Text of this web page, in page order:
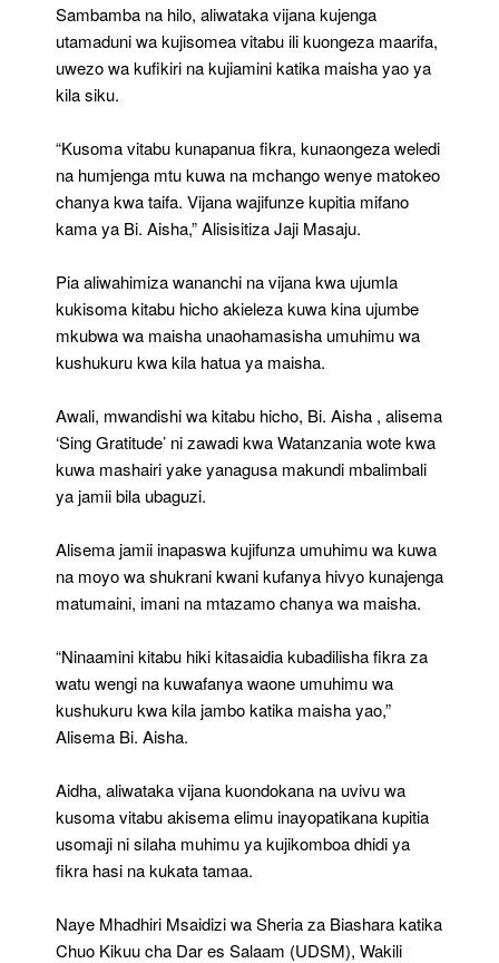
Sambamba na hilo, aliwataka vijana kujenga
utamaduni wa kujisomea vitabu ili kuongeza maarifa,
uwezo wa kufikiri na kujiamini katika maisha yao ya
kila siku.
“Kusoma vitabu kunapanua fikra, kunaongeza weledi
na humjenga mtu kuwa na mchango wenye matokeo
chanya kwa taifa. Vijana wajifunze kupitia mifano
kama ya Bi. Aisha,” Alisisitiza Jaji Masaju.
Pia aliwahimiza wananchi na vijana kwa ujumla
kukisoma kitabu hicho akieleza kuwa kina ujumbe
mkubwa wa maisha unaohamasisha umuhimu wa
kushukuru kwa kila hatua ya maisha.
Awali, mwandishi wa kitabu hicho, Bi. Aisha , alisema
‘Sing Gratitude’ ni zawadi kwa Watanzania wote kwa
kuwa mashairi yake yanagusa makundi mbalimbali
ya jamii bila ubaguzi.
Alisema jamii inapaswa kujifunza umuhimu wa kuwa
na moyo wa shukrani kwani kufanya hivyo kunajenga
matumaini, imani na mtazamo chanya wa maisha.
“Ninaamini kitabu hiki kitasaidia kubadilisha fikra za
watu wengi na kuwafanya waone umuhimu wa
kushukuru kwa kila jambo katika maisha yao,”
Alisema Bi. Aisha.
Aidha, aliwataka vijana kuondokana na uvivu wa
kusoma vitabu akisema elimu inayopatikana kupitia
usomaji ni silaha muhimu ya kujikomboa dhidi ya
fikra hasi na kukata tamaa.
Naye Mhadhiri Msaidizi wa Sheria za Biashara katika
Chuo Kikuu cha Dar es Salaam (UDSM), Wakili